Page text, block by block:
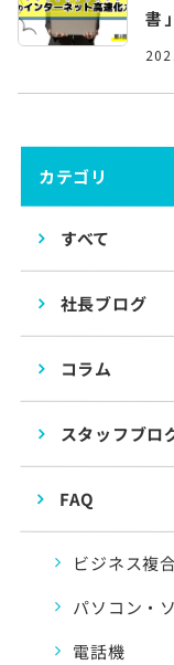
書
カテゴリ
すべて
社長ブログ
コラム
スタッフブロ
FAQ
ビジネス複
パソコン・
電話機